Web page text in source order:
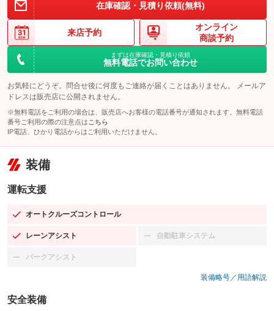
在庫確認・見積り依頼(無料)
来店予約
オンライン
商談予約
まずは在庫確認・見積り依頼
無料電話でお問い合わせ
お気軽にどうぞ。問合せ後に何度もご連絡が届くことはありません。 メールア
ドレスは販売店に公開されません。
※無料電話をご利用の場合は、販売店へお客様の電話番号が通知されます。無料電話
番号ご利用の際の注意点は こちら
IP電話、ひかり電話からはご利用いただけません。
装備
運転支援
オートクルーズコントロール
：装備あり
レーンアシスト
：装備あり 自動駐車システム
：装備なし
パークアシスト
：装備なし
装備略号／用語解説
安全装備